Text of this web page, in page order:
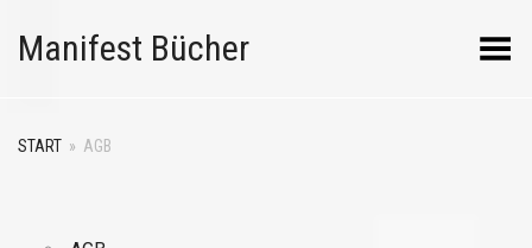
Manifest Bücher Menü umschalten
START » AGB